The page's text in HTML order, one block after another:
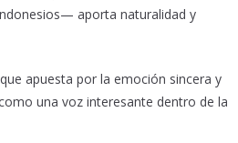
aporta naturalidad y
apuesta por la emoción sincera y
una voz interesante dentro de la